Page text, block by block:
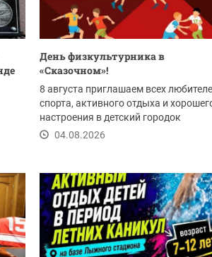
День физкультурника в
«Сказочном»!
8 августа приглашаем всех
спорта, активного отдыха и
настроения в детский городок
«Сказочный» на...
04.08.2026